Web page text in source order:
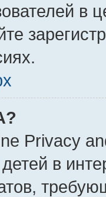
в
Privacy
в